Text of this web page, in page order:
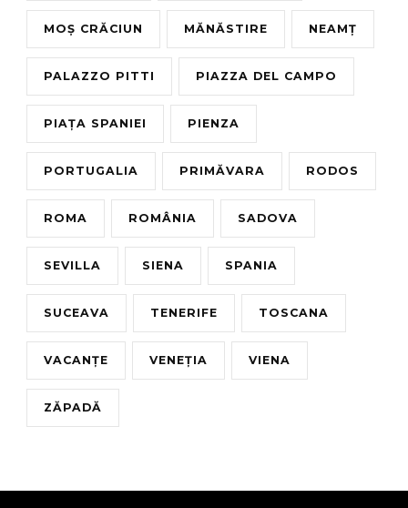
MOȘ CRĂCIUN MĂNĂSTIRE NEAMȚ
PALAZZO PITTI PIAZZA DEL CAMPO
PIAȚA SPANIEI PIENZA
PORTUGALIA PRIMĂVARA RODOS
ROMA ROMÂNIA SADOVA
SEVILLA SIENA SPANIA
SUCEAVA TENERIFE TOSCANA
VACANȚE VENEȚIA VIENA
ZĂPADĂ